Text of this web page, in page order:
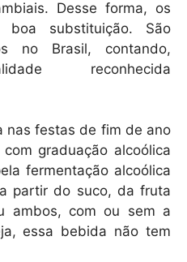
Desse forma, os
boa substituição. São
no Brasil, contando,
reconhecida
nas festas de fim de ano
graduação alcoólica
fermentação alcoólica
partir do suco, da fruta
ambos, com ou sem a
essa bebida não tem